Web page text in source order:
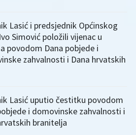
Lasić i predsjednik Općinskog
Simović položili vijenac u
povodom Dana pobjede i
zahvalnosti i Dana hrvatskih
Lasić uputio čestitku povodom
i domovinske zahvalnosti i
branitelja